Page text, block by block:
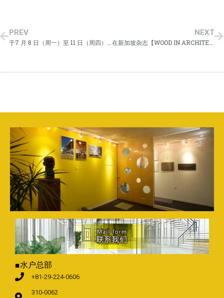
PREV NEXT
在新加坡杂志【WOOD IN ARCHITECTURE】上发表了作品《鉾田市立鉾田南小学》
■水户总部
+81-29-224-0606
310-0062